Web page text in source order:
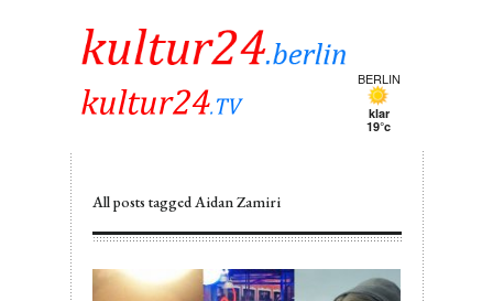
BERLIN
klar
19°c
All posts tagged Aidan Zamiri